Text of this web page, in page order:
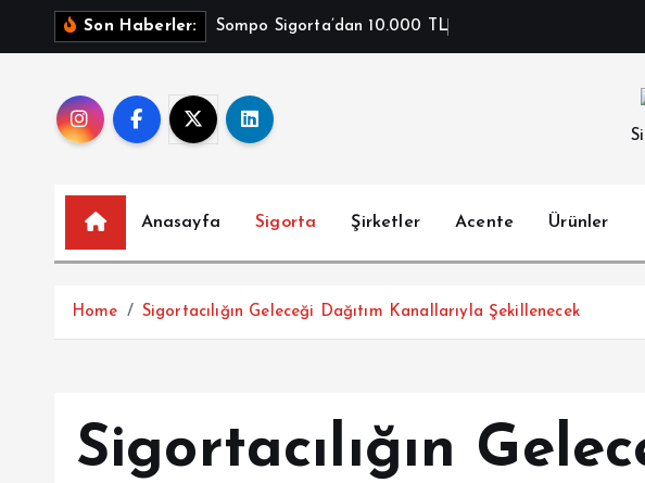
Son Haberler: Sompo Sigorta’dan 10.000 TL
Anasayfa Sigorta Şirketler Acente Ürünler
Home Sigortacılığın Geleceği Dağıtım Kanallarıyla Şekillenecek
Sigortacılığın